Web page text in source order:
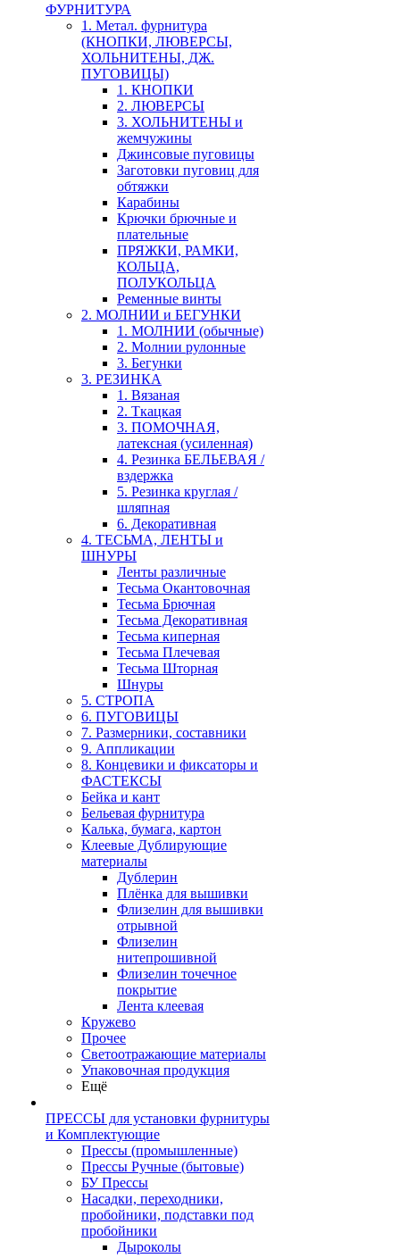
ФУРНИТУРА
1. Метал. фурнитура
(КНОПКИ, ЛЮВЕРСЫ,
ХОЛЬНИТЕНЫ, ДЖ.
ПУГОВИЦЫ)
1. КНОПКИ
2. ЛЮВЕРСЫ
3. ХОЛЬНИТЕНЫ и
жемчужины
Джинсовые пуговицы
Заготовки пуговиц для
обтяжки
Карабины
Крючки брючные и
плательные
ПРЯЖКИ, РАМКИ,
КОЛЬЦА,
ПОЛУКОЛЬЦА
Ременные винты
2. МОЛНИИ и БЕГУНКИ
1. МОЛНИИ (обычные)
2. Молнии рулонные
3. Бегунки
3. РЕЗИНКА
1. Вязаная
2. Ткацкая
3. ПОМОЧНАЯ,
латексная (усиленная)
4. Резинка БЕЛЬЕВАЯ /
вздержка
5. Резинка круглая /
шляпная
6. Декоративная
4. ТЕСЬМА, ЛЕНТЫ и
ШНУРЫ
Ленты различные
Тесьма Окантовочная
Тесьма Брючная
Тесьма Декоративная
Тесьма киперная
Тесьма Плечевая
Тесьма Шторная
Шнуры
5. СТРОПА
6. ПУГОВИЦЫ
7. Размерники, составники
9. Аппликации
8. Концевики и фиксаторы и
ФАСТЕКСЫ
Бейка и кант
Бельевая фурнитура
Калька, бумага, картон
Клеевые Дублирующие
материалы
Дублерин
Плёнка для вышивки
Флизелин для вышивки
отрывной
Флизелин
нитепрошивной
Флизелин точечное
покрытие
Лента клеевая
Кружево
Прочее
Светоотражающие материалы
Упаковочная продукция
Ещё
ПРЕССЫ для установки фурнитуры
и Комплектующие
Прессы (промышленные)
Прессы Ручные (бытовые)
БУ Прессы
Насадки, переходники,
пробойники, подставки под
пробойники
Дыроколы